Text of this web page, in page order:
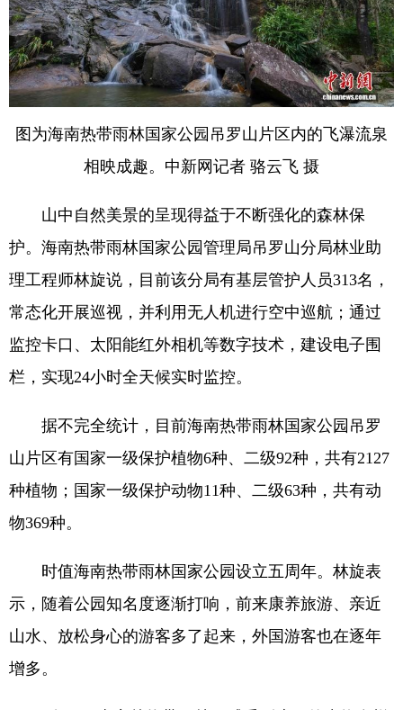
图为海南热带雨林国家公园吊罗山片区内的飞瀑流泉
相映成趣。中新网记者 骆云飞 摄
山中自然美景的呈现得益于不断强化的森林保
护。海南热带雨林国家公园管理局吊罗山分局林业助
理工程师林旋说，目前该分局有基层管护人员313名，
常态化开展巡视，并利用无人机进行空中巡航；通过
监控卡口、太阳能红外相机等数字技术，建设电子围
栏，实现24小时全天候实时监控。
据不完全统计，目前海南热带雨林国家公园吊罗
山片区有国家一级保护植物6种、二级92种，共有2127
种植物；国家一级保护动物11种、二级63种，共有动
物369种。
时值海南热带雨林国家公园设立五周年。林旋表
示，随着公园知名度逐渐打响，前来康养旅游、亲近
山水、放松身心的游客多了起来，外国游客也在逐年
增多。